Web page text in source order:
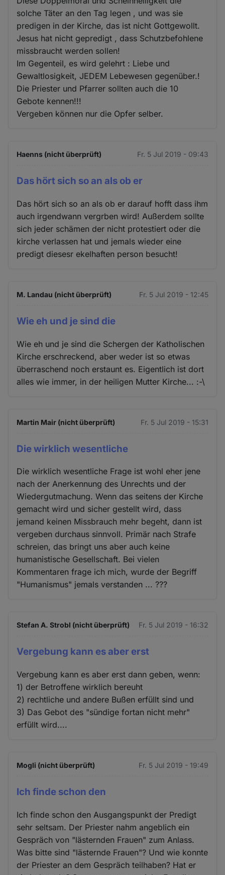
solche Täter an den Tag legen , und was sie
predigen in der Kirche, das ist nicht Gottgewollt.
Jesus hat nicht gepredigt , dass Schutzbefohlene
missbraucht werden sollen!
Im Gegenteil, es wird gelehrt : Liebe und
Gewaltlosigkeit, JEDEM Lebewesen gegenüber.!
Die Priester und Pfarrer sollten auch die 10
Gebote kennen!!!
Vergeben können nur die Opfer selber.
Haenns (nicht überprüft) Fr. 5 Jul 2019 - 09:43
Das hört sich so an als ob er
Das hört sich so an als ob er darauf hofft dass ihm
auch irgendwann vergrben wird! Außerdem sollte
sich jeder schämen der nicht protestiert oder die
kirche verlassen hat und jemals wieder eine
predigt diesesr ekelhaften person besucht!
M. Landau (nicht überprüft) Fr. 5 Jul 2019 - 12:45
Wie eh und je sind die
Wie eh und je sind die Schergen der Katholischen
Kirche erschreckend, aber weder ist so etwas
überraschend noch erstaunt es. Eigentlich ist dort
alles wie immer, in der heiligen Mutter Kirche... :-\
Martin Mair (nicht überprüft) Fr. 5 Jul 2019 - 15:31
Die wirklich wesentliche
Die wirklich wesentliche Frage ist wohl eher jene
nach der Anerkennung des Unrechts und der
Wiedergutmachung. Wenn das seitens der Kirche
gemacht wird und sicher gestellt wird, dass
jemand keinen Missbrauch mehr begeht, dann ist
vergeben durchaus sinnvoll. Primär nach Strafe
schreien, das bringt uns aber auch keine
humanistische Gesellschaft. Bei vielen
Kommentaren frage ich mich, wurde der Begriff
"Humanismus" jemals verstanden ... ???
Stefan A. Strobl (nicht überprüft) Fr. 5 Jul 2019 - 16:32
Vergebung kann es aber erst
Vergebung kann es aber erst dann geben, wenn:
1) der Betroffene wirklich bereuht
2) rechtliche und andere Bußen erfüllt sind und
3) Das Gebot des "sündige fortan nicht mehr"
erfüllt wird....
Mogli (nicht überprüft) Fr. 5 Jul 2019 - 19:49
Ich finde schon den
Ich finde schon den Ausgangspunkt der Predigt
sehr seltsam. Der Priester nahm angeblich ein
Gespräch von "lästernden Frauen" zum Anlass.
Was bitte sind "lästernde Frauen"? Und wie konnte
der Priester an dem Gespräch teilhaben? Hat er